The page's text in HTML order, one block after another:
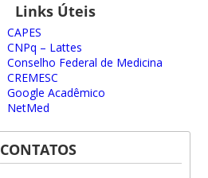
Links Úteis
CAPES
CNPq – Lattes
Conselho Federal de Medicina
CREMESC
Google Acadêmico
NetMed
CONTATOS